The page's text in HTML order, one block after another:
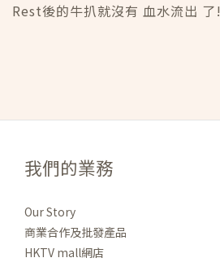
Rest後的牛扒就沒有 血水流出 了!
我們的業務
Our Story
商業合作及批發產品
HKTV mall網店